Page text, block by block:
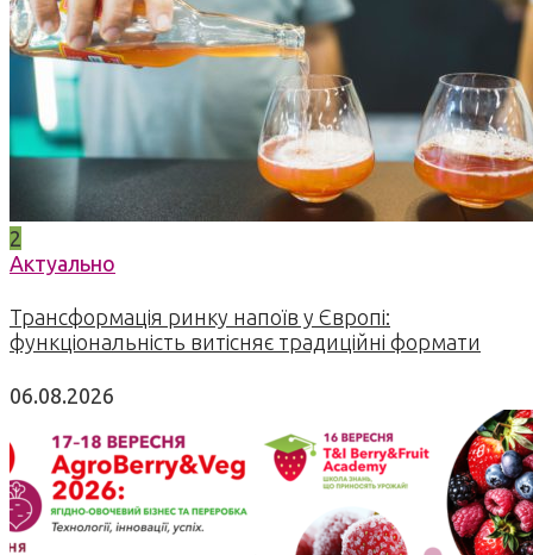
2
Актуально
Трансформація ринку напоїв у Європі:
функціональність витісняє традиційні формати
06.08.2026